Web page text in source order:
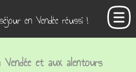
en Vendée réussi !
et aux alentours